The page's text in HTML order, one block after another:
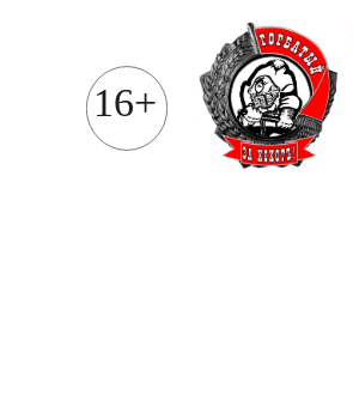
содержимому
16+